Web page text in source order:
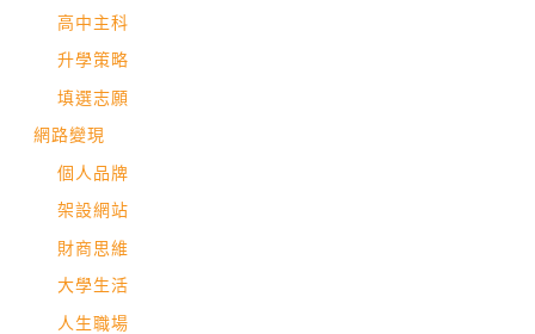
高中主科
升學策略
填選志願
網路變現
個人品牌
架設網站
財商思維
大學生活
人生職場